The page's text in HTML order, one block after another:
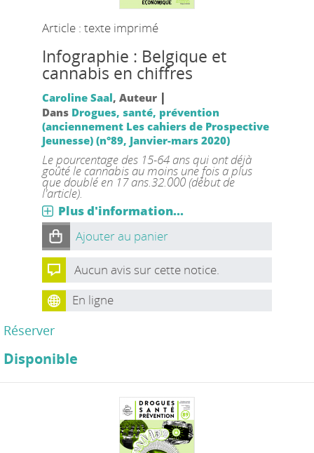
Article : texte imprimé
Infographie : Belgique et
cannabis en chiffres
Caroline Saal, Auteur |
Dans Drogues, santé, prévention
(anciennement Les cahiers de Prospective
Jeunesse) (n°89, Janvier-mars 2020)
Le pourcentage des 15-64 ans qui ont déjà
goûté le cannabis au moins une fois a plus
que doublé en 17 ans.32.000 (début de
l'article).
Plus d'information...
Ajouter au panier
Aucun avis sur cette notice.
En ligne
Réserver
Disponible